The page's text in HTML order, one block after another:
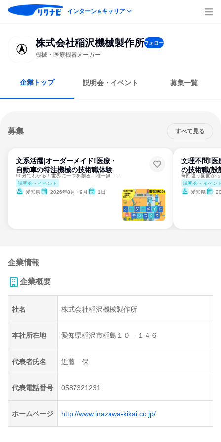
インターン＆キャリア
株式会社稲沢機械製作所フォロー
機械・医療機器メーカー
企業トップ 説明会・イベント 募集一覧
募集 すべて見る
文系活躍|オーダーメイド!医療・
自動車の特注機械の技術職体験
説明会・イベント
愛知県
2026年8月・9月 1日
文理不問!医
の技術職(設
説明会・イベン
愛知県
企業情報
企業概要
社名 株式会社稲沢機械製作所
本社所在地 愛知県稲沢市稲島１０―１４６
代表者氏名 近藤 保
代表電話番号 0587321231
ホームページ http://www.inazawa-kikai.co.jp/